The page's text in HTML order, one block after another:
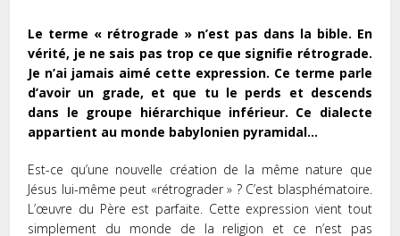
Le terme « rétrograde » n’est pas dans la bible. En
vérité, je ne sais pas trop ce que signifie rétrograde.
Je n’ai jamais aimé cette expression. Ce terme parle
d’avoir un grade, et que tu le perds et descends
dans le groupe hiérarchique inférieur. Ce dialecte
appartient au monde babylonien pyramidal…
Est-ce qu’une nouvelle création de la même nature que
Jésus lui-même peut «rétrograder » ? C’est blasphématoire.
L’œuvre du Père est parfaite. Cette expression vient tout
simplement du monde de la religion et ce n’est pas